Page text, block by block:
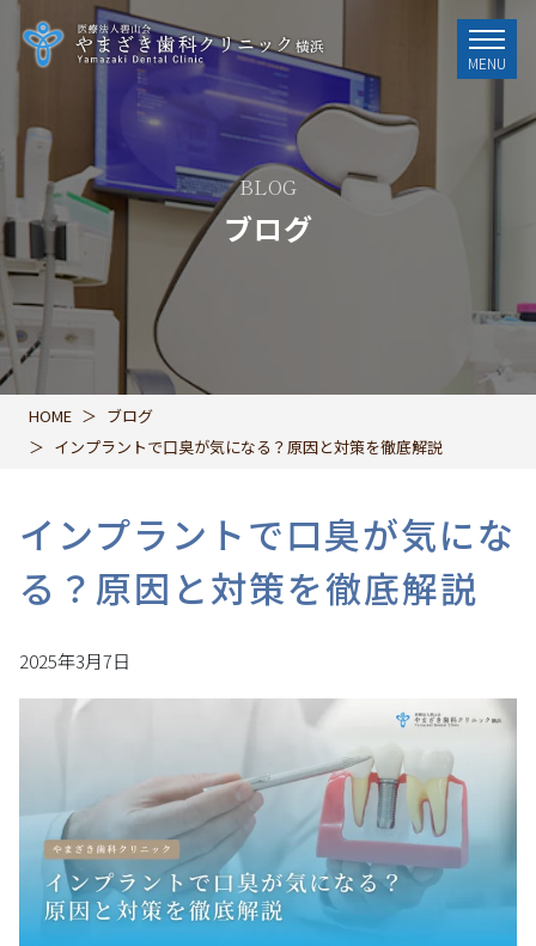
MENU
BLOG
ブログ
HOME
ブログ
インプラントで口臭が気になる？原因と対策を徹底解説
インプラントで口臭が気にな
る？原因と対策を徹底解説
2025年3月7日